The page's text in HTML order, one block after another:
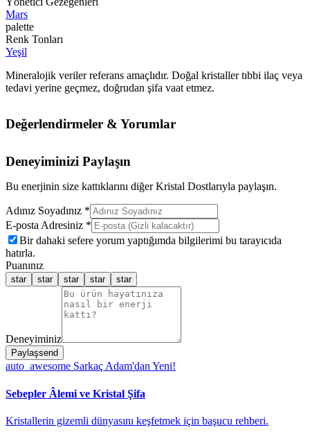
Mars
palette
Renk Tonları
Yeşil
Mineralojik veriler referans amaçlıdır. Doğal kristaller tıbbi ilaç veya
tedavi yerine geçmez, doğrudan şifa vaat etmez.
Değerlendirmeler & Yorumlar
Deneyiminizi Paylaşın
Bu enerjinin size kattıklarını diğer Kristal Dostlarıyla paylaşın.
Adınız Soyadınız *
E-posta Adresiniz *
Bir dahaki sefere yorum yaptığımda bilgilerimi bu tarayıcıda
hatırla.
Puanınız
star star star star star
Deneyiminiz
Paylaşsend
auto_awesome Sarkaç Adam'dan Yeni!
Sebepler Âlemi ve Kristal Şifa
Kristallerin gizemli dünyasını keşfetmek için başucu rehberi.